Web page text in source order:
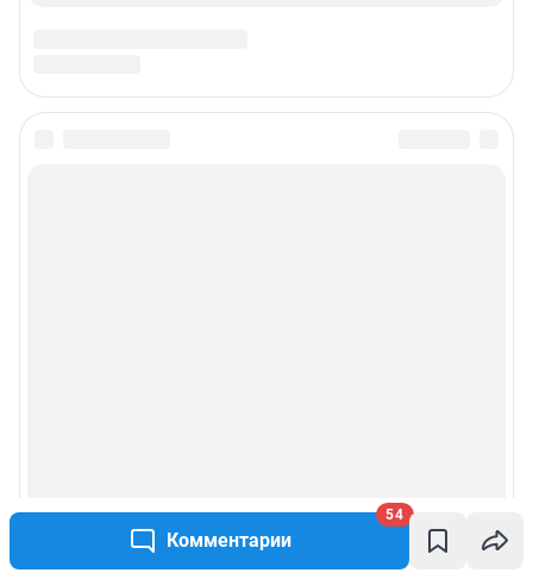
Комментарии
54